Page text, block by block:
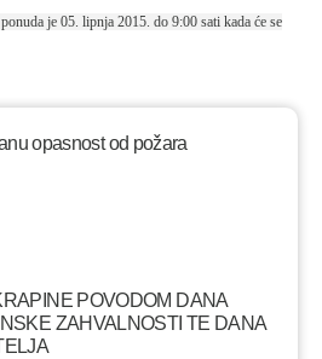
je 05. lipnja 2015. do 9:00 sati kada će se
opasnost od požara
POVODOM DANA
ZAHVALNOSTI TE DANA